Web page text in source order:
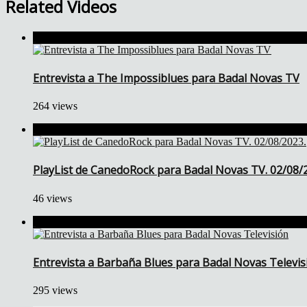
Related Videos
Entrevista a The Impossiblues para Badal Novas TV
264 views
PlayList de CanedoRock para Badal Novas TV. 02/08/
46 views
Entrevista a Barbaña Blues para Badal Novas
295 views